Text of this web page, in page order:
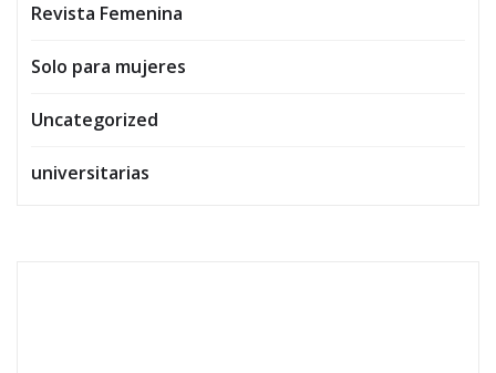
Revista Femenina
Solo para mujeres
Uncategorized
universitarias